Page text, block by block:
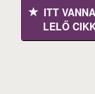
ITT
LELŐ